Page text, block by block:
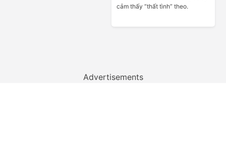
cảm thấy “thất tình” theo.
Advertisements